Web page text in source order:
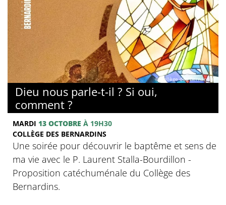
© Collège des Bernardins
Dieu nous parle-t-il ? Si oui,
comment ?
MARDI 13 OCTOBRE À 19H30
COLLÈGE DES BERNARDINS
Une soirée pour découvrir le baptême et sens de
ma vie avec le P. Laurent Stalla-Bourdillon -
Proposition catéchuménale du Collège des
Bernardins.